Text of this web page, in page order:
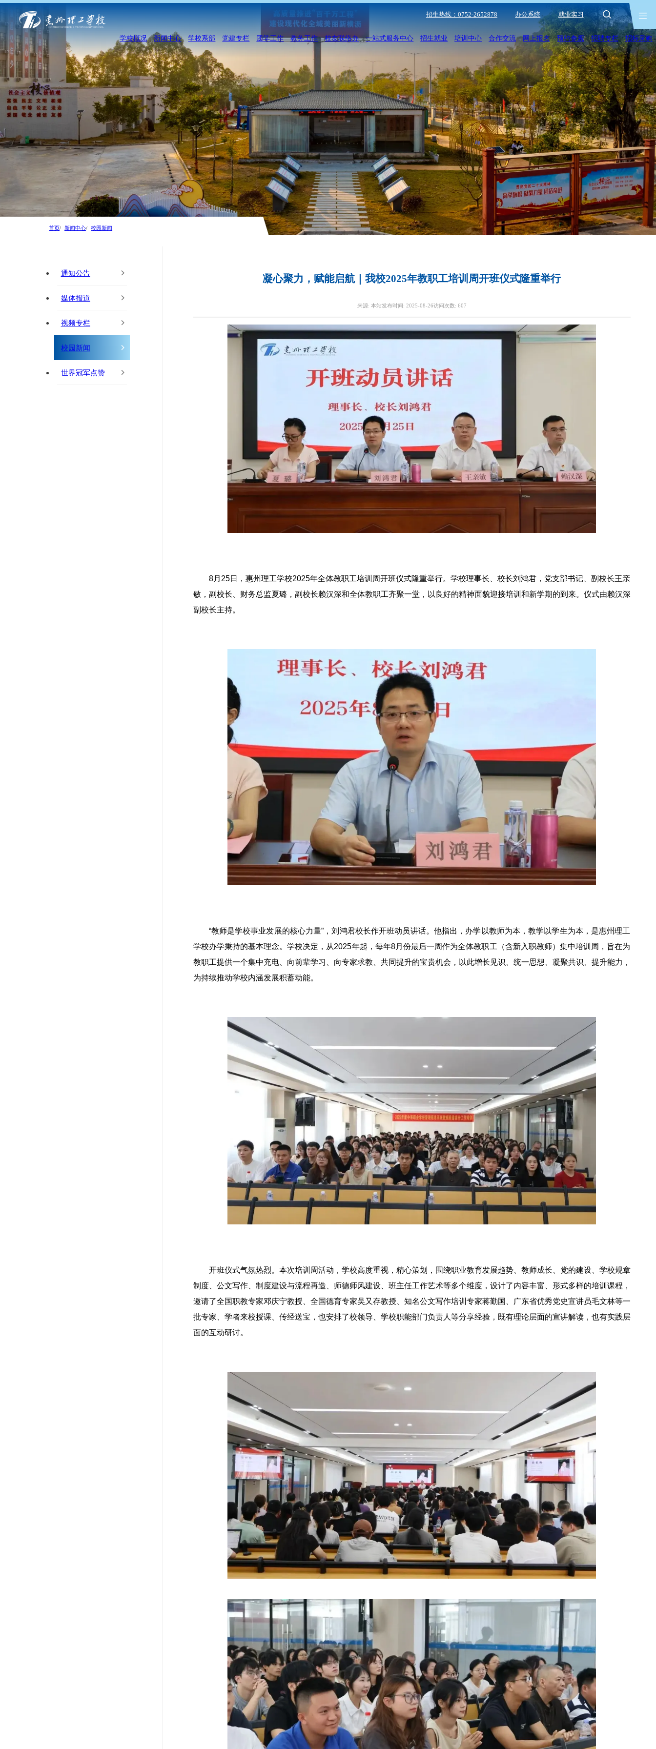
招生热线：0752-2652878 办公系统 就业实习
学校概况 新闻中心 学校系部 党建专栏 团学工作 教务工作 校友联络办 一站式服务中心 招生就业 培训中心 合作交流 网上报名 预约参观 招聘专栏 招标采购
首页 新闻中心 校园新闻
通知公告
媒体报道
视频专栏
校园新闻
世界冠军点赞
凝心聚力，赋能启航｜我校2025年教职工培训周开班仪式隆重举行
来源: 本站发布时间: 2025-08-26访问次数: 607
8月25日，惠州理工学校2025年全体教职工培训周开班仪式隆重举行。学校理事长、校长刘鸿君，党支部书记、副校长王亲
敏，副校长、财务总监夏璐，副校长赖汉深和全体教职工齐聚一堂，以良好的精神面貌迎接培训和新学期的到来。仪式由赖汉深
副校长主持。
“教师是学校事业发展的核心力量”，刘鸿君校长作开班动员讲话。他指出，办学以教师为本，教学以学生为本，是惠州理工
学校办学秉持的基本理念。学校决定，从2025年起，每年8月份最后一周作为全体教职工（含新入职教师）集中培训周，旨在为
教职工提供一个集中充电、向前辈学习、向专家求教、共同提升的宝贵机会，以此增长见识、统一思想、凝聚共识、提升能力，
为持续推动学校内涵发展积蓄动能。
开班仪式气氛热烈。本次培训周活动，学校高度重视，精心策划，围绕职业教育发展趋势、教师成长、党的建设、学校规章
制度、公文写作、制度建设与流程再造、师德师风建设、班主任工作艺术等多个维度，设计了内容丰富、形式多样的培训课程，
邀请了全国职教专家邓庆宁教授、全国德育专家吴又存教授、知名公文写作培训专家蒋勤国、广东省优秀党史宣讲员毛文林等一
批专家、学者来校授课、传经送宝，也安排了校领导、学校职能部门负责人等分享经验，既有理论层面的宣讲解读，也有实践层
面的互动研讨。